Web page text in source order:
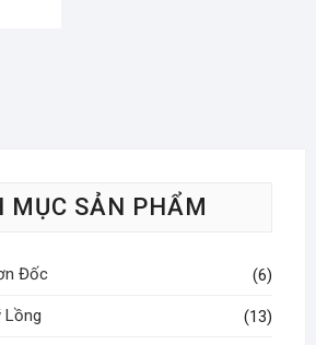
MỤC SẢN PHẨM
Đốc (6)
Lồng (13)